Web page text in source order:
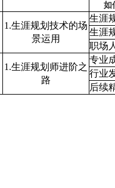
如何
1.生涯规划技术的场
景运用
生涯
生涯
职场
1.生涯规划师进阶之
路
专业
行业
后续